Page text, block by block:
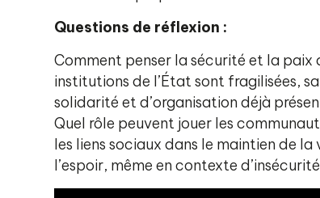
Questions de réflexion :
Comment penser la sécurité et la paix
institutions de l’État sont fragilisées,
solidarité et d’organisation déjà
Quel rôle peuvent jouer les
les liens sociaux dans le maintien de
l’espoir, même en contexte